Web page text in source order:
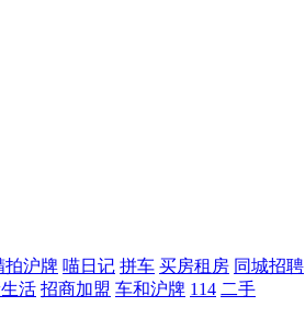
拍沪牌 喵日记 拼车 买房租房 同城招聘
活 招商加盟 车和沪牌 114 二手